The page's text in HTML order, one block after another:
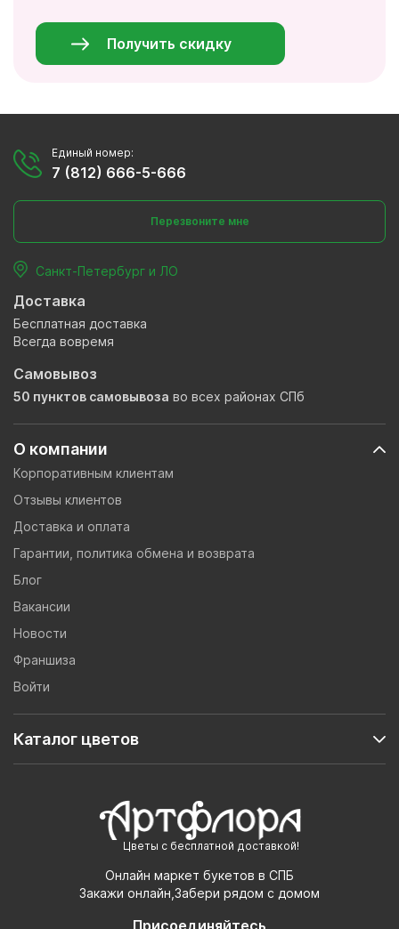
Получить скидку
Цветы с бесплатной доставкой!
Онлайн маркет букетов в СПБ
Закажи онлайн,Забери рядом с домом
Присоединяйтесь
О компании
Корпоративным клиентам
Отзывы клиентов
Доставка и оплата
Гарантии, политика обмена и возврата
Блог
Вакансии
Новости
Франшиза
Войти
Каталог цветов
Единый номер:
7 (812) 666-5-666
Перезвоните мне
Санкт-Петербург и ЛО
Доставка
Бесплатная доставка
Всегда вовремя
Самовывоз
50 пунктов самовывоза во всех районах СПб